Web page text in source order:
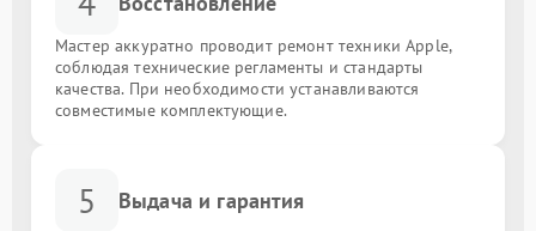
Мастер аккуратно проводит ремонт техники Apple,
соблюдая технические регламенты и стандарты
качества. При необходимости устанавливаются
совместимые комплектующие.
5 Выдача и гарантия